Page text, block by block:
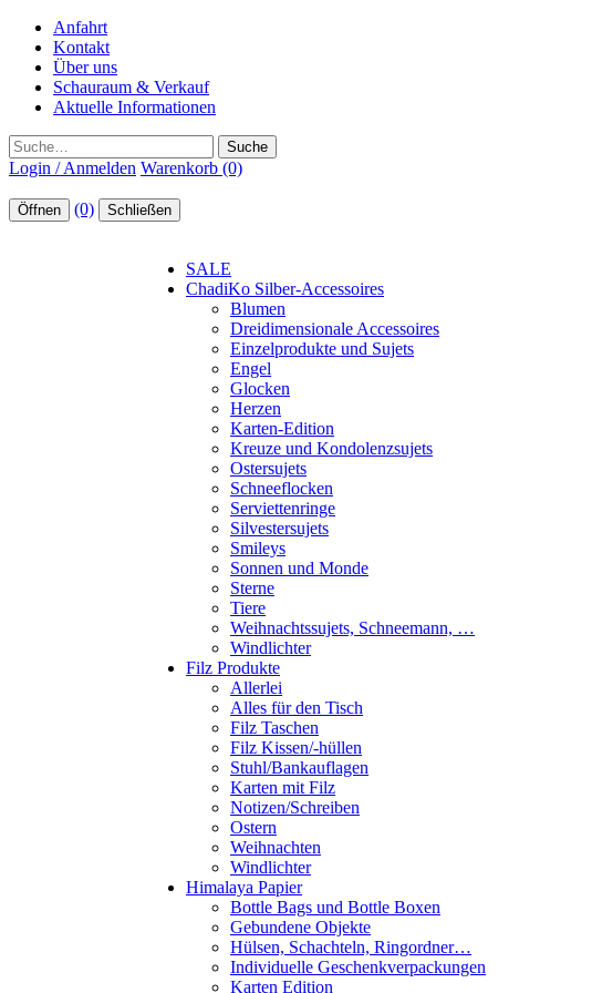
Anfahrt
Kontakt
Über uns
Schauraum & Verkauf
Aktuelle Informationen
Suche
Login / Anmelden Warenkorb (0)
Öffnen (0) Schließen
SALE
ChadiKo Silber-Accessoires
Blumen
Dreidimensionale Accessoires
Einzelprodukte und Sujets
Engel
Glocken
Herzen
Karten-Edition
Kreuze und Kondolenzsujets
Ostersujets
Schneeflocken
Serviettenringe
Silvestersujets
Smileys
Sonnen und Monde
Sterne
Tiere
Weihnachtssujets, Schneemann, …
Windlichter
Filz Produkte
Allerlei
Alles für den Tisch
Filz Taschen
Filz Kissen/-hüllen
Stuhl/Bankauflagen
Karten mit Filz
Notizen/Schreiben
Ostern
Weihnachten
Windlichter
Himalaya Papier
Bottle Bags und Bottle Boxen
Gebundene Objekte
Hülsen, Schachteln, Ringordner…
Individuelle Geschenkverpackungen
Karten Edition